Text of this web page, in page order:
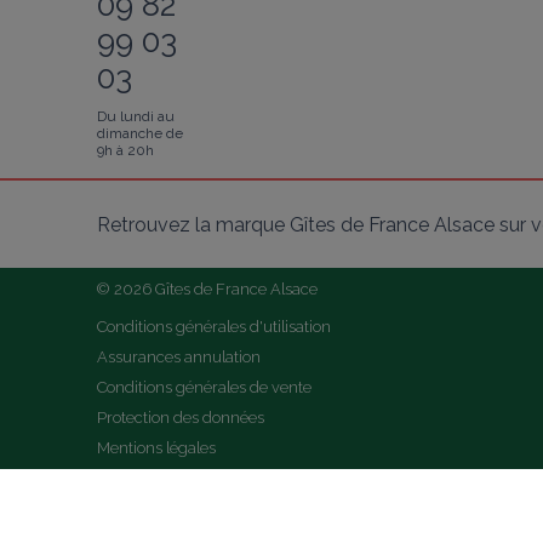
99 03
03
Du lundi au
dimanche de
9h à 20h
Retrouvez la marque Gîtes de France Alsace sur
© 2026 Gîtes de France Alsace
Conditions générales d'utilisation
Assurances annulation
Conditions générales de vente
Protection des données
Mentions légales